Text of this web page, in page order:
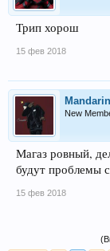
Трип хорош
15 фев 2018
New
Магаз ровный,
будут проблемы
15 фев 2018